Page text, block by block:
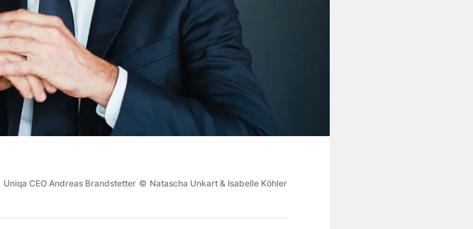
Uniqa CEO Andreas Brandstetter © Natascha Unkart & Isabelle Köhler